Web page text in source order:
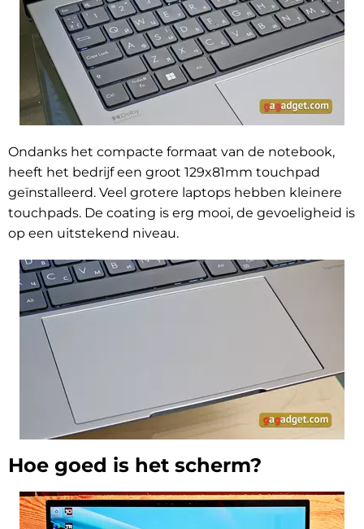
Ondanks het compacte formaat van de notebook,
heeft het bedrijf een groot 129x81mm touchpad
geïnstalleerd. Veel grotere laptops hebben kleinere
touchpads. De coating is erg mooi, de gevoeligheid is
op een uitstekend niveau.
Hoe goed is het scherm?